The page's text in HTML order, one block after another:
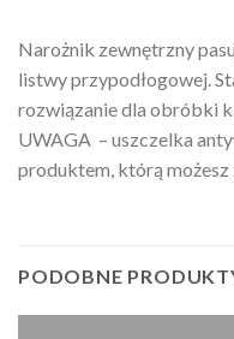
Narożnik zewnętrzny
listwy przypodłogowej.
rozwiązanie dla obróbki
UWAGA – uszczelka
produktem, którą
PODOBNE